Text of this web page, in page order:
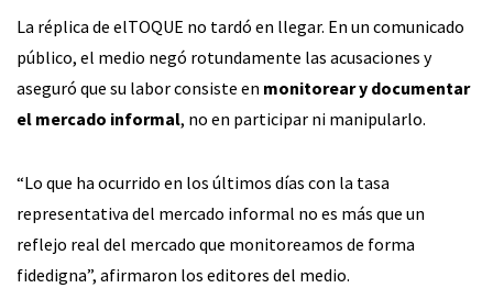
La réplica de elTOQUE no tardó en llegar. En un comunicado
público, el medio negó rotundamente las acusaciones y
aseguró que su labor consiste en monitorear y documentar
el mercado informal, no en participar ni manipularlo.
“Lo que ha ocurrido en los últimos días con la tasa
representativa del mercado informal no es más que un
reflejo real del mercado que monitoreamos de forma
fidedigna”, afirmaron los editores del medio.